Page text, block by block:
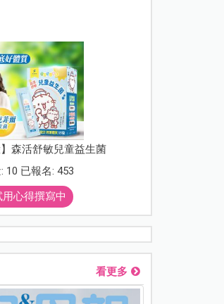
】森活舒敏兒童益生菌
10 已報名: 453
用心得撰寫中
看更多